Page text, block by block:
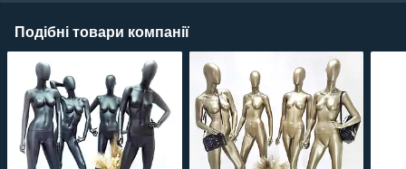
Подібні товари компанії